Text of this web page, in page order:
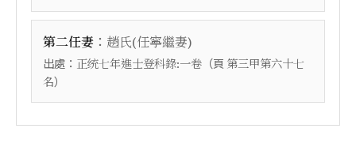
第二任妻 ： 趙氏(任寧繼妻)
出處： 正统七年進士登科錄:一卷 （頁 第三甲第六十七
名）